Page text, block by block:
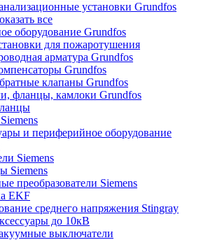
установки Grundfos
все
оборудование Grundfos
для пожаротушения
арматура Grundfos
Grundfos
клапаны Grundfos
фланцы, камлоки Grundfos
и периферийное оборудование
Siemens
Siemens
преобразователи Siemens
EKF
среднего напряжения Stingray
до 10кВ
выключатели